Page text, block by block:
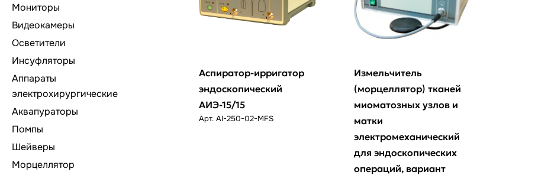
Аспиратор-ирригатор
эндоскопический
АИЭ-15/15
Арт. AI-250-02-MFS
Измельчитель
(морцеллятор) тканей
миоматозных узлов и
матки
электромеханический
для эндоскопических
операций, вариант
Мониторы
Видеокамеры
Осветители
Инсуфляторы
Аппараты
электрохирургические
Аквапураторы
Помпы
Шейверы
Морцеллятор